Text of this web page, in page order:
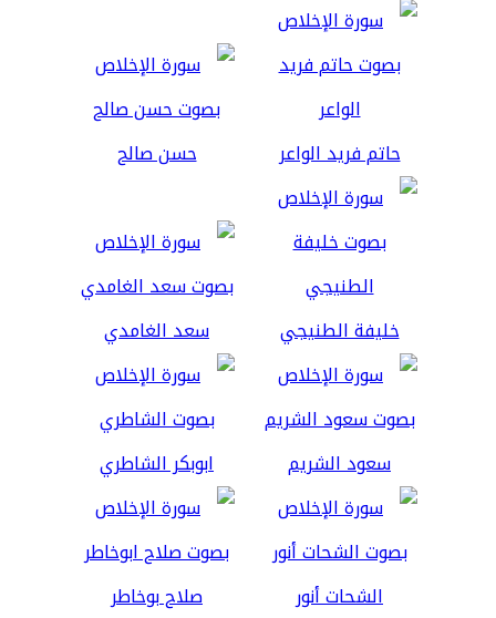
حاتم فريد الواعر حسن صالح
خليفة الطنيجي سعد الغامدي
سعود الشريم ابوبكر الشاطري
الشحات أنور صلاح بوخاطر